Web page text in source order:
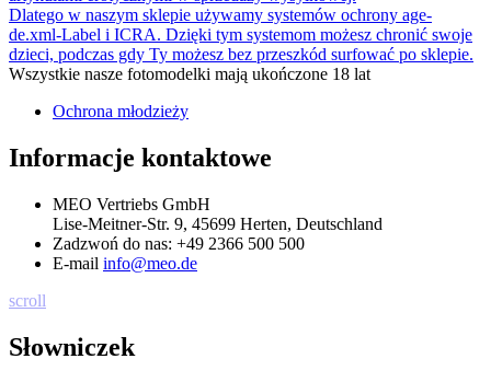
Dlatego w naszym sklepie używamy systemów ochrony age-
de.xml-Label i ICRA. Dzięki tym systemom możesz chronić swoje
dzieci, podczas gdy Ty możesz bez przeszkód surfować po sklepie.
Wszystkie nasze fotomodelki mają ukończone 18 lat
Ochrona młodzieży
Informacje kontaktowe
MEO Vertriebs GmbH
Lise-Meitner-Str. 9, 45699 Herten, Deutschland
Zadzwoń do nas: +49 2366 500 500
E-mail info@meo.de
scroll
Słowniczek